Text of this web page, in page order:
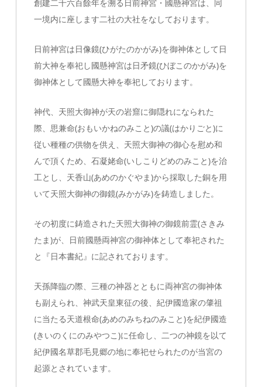
創建二千六百餘年を溯る日前神宮・國懸神宮は、同
一境内に座します二社の大社をなしております。
日前神宮は日像鏡(ひがたのかがみ)を御神体として日
前大神を奉祀し國懸神宮は日矛鏡(ひぼこのかがみ)を
御神体として國懸大神を奉祀しております。
神代、天照大御神が天の岩窟に御隠れになられた
際、思兼命(おもいかねのみこと)の議(はかりごと)に
従い種種の供物を供え、天照大御神の御心を慰め和
んで頂くため、石凝姥命(いしこりどめのみこと)を治
工とし、天香山(あめのかぐやま)から採取した銅を用
いて天照大御神の御鏡(みかがみ)を鋳造しました。
その初度に鋳造された天照大御神の御鏡前霊(さきみ
たま)が、日前國懸両神宮の御神体として奉祀された
と『日本書紀』に記されております。
天孫降臨の際、三種の神器とともに両神宮の御神体
も副えられ、神武天皇東征の後、紀伊國造家の肇祖
に当たる天道根命(あめのみちねのみこと)を紀伊國造
(きいのくにのみやつこ)に任命し、二つの神鏡を以て
紀伊國名草郡毛見郷の地に奉祀せられたのが当宮の
起源とされています。